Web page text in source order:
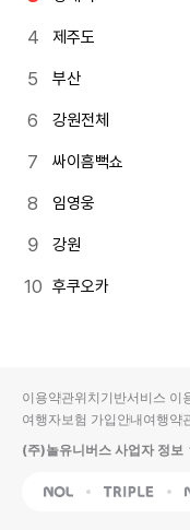
제주도
부산
강원전체
싸이흠뻑쇼
임영웅
강원
후쿠오카
이용약관위치기반서비스 이
여행자보험 가입안내여행약
(주)놀유니버스 사업자 정보
NOL Triple